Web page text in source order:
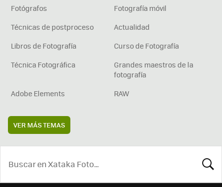
Fotógrafos
Fotografía móvil
Técnicas de postproceso
Actualidad
Libros de Fotografía
Curso de Fotografía
Técnica Fotográfica
Grandes maestros de la
fotografía
Adobe Elements
RAW
VER MÁS TEMAS